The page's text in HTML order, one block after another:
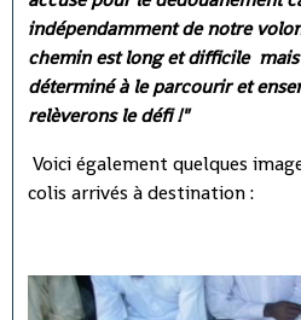
indépendamment de notre
chemin est long et difficile
déterminé à le parcourir et
relèverons le défi !"
Voici également quelques
colis arrivés à destination :